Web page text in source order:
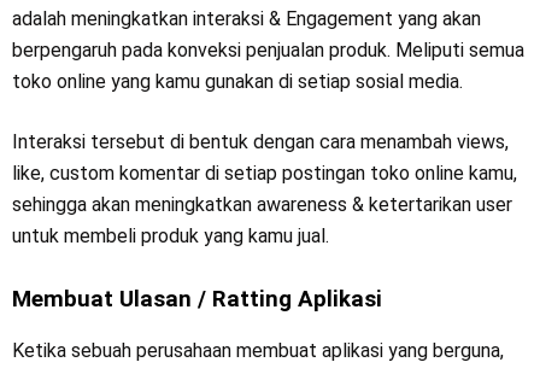
adalah meningkatkan interaksi & Engagement yang akan
berpengaruh pada konveksi penjualan produk. Meliputi semua
toko online yang kamu gunakan di setiap sosial media.
Interaksi tersebut di bentuk dengan cara menambah views,
like, custom komentar di setiap postingan toko online kamu,
sehingga akan meningkatkan awareness & ketertarikan user
untuk membeli produk yang kamu jual.
Membuat Ulasan / Ratting Aplikasi
Ketika sebuah perusahaan membuat aplikasi yang berguna,